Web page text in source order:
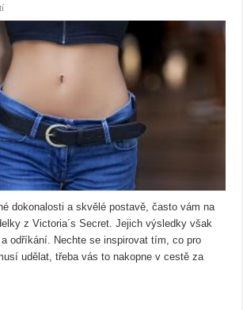
dokonalosti a skvělé postavě, často vám na
z Victoria´s Secret. Jejich výsledky však
odříkání. Nechte se inspirovat tím, co pro
udělat, třeba vás to nakopne v cestě za